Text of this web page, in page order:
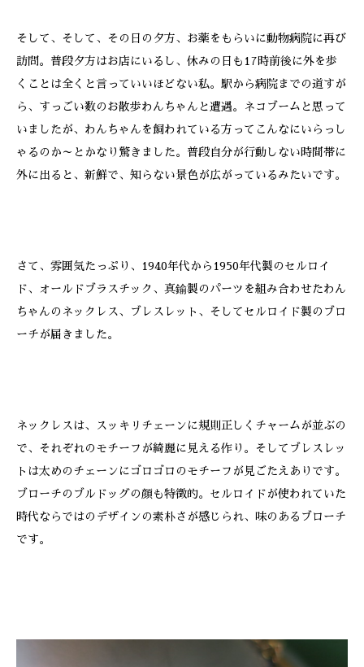
そして、そして、その日の夕方、お薬をもらいに動物病院に再び
訪問。普段夕方はお店にいるし、休みの日も17時前後に外を歩
くことは全くと言っていいほどない私。駅から病院までの道すが
ら、すっごい数のお散歩わんちゃんと遭遇。ネコブームと思って
いましたが、わんちゃんを飼われている方ってこんなにいらっし
ゃるのか～とかなり驚きました。普段自分が行動しない時間帯に
外に出ると、新鮮で、知らない景色が広がっているみたいです。
さて、雰囲気たっぷり、1940年代から1950年代製のセルロイ
ド、オールドブラスチック、真鍮製のパーツを組み合わせたわん
ちゃんのネックレス、ブレスレット、そしてセルロイド製のブロ
ーチが届きました。
ネックレスは、スッキリチェーンに規則正しくチャームが並ぶの
で、それぞれのモチーフが綺麗に見える作り。そしてブレスレッ
トは太めのチェーンにゴロゴロのモチーフが見ごたえありです。
ブローチのブルドッグの顔も特徴的。セルロイドが使われていた
時代ならではのデザインの素朴さが感じられ、味のあるブローチ
です。